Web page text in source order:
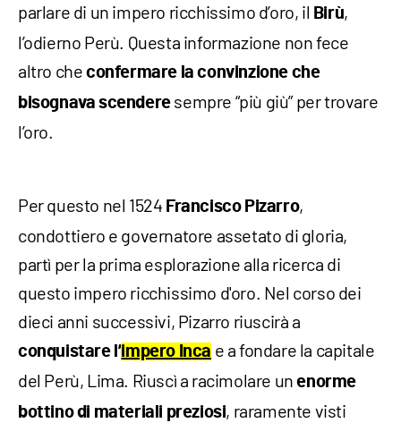
parlare di un impero ricchissimo d’oro, il Birù,
l’odierno Perù. Questa informazione non fece
altro che confermare la convinzione che
bisognava scenderesempre “più giù” per trovare
l’oro.
Per questo nel 1524 Francisco Pizarro,
condottiero e governatore assetato di gloria,
partì per la prima esplorazione alla ricerca di
questo impero ricchissimo d'oro. Nel corso dei
dieci anni successivi, Pizarro riuscirà a
conquistare l’impero Inca e a fondare la capitale
del Perù, Lima. Riuscì a racimolare unenorme
bottino di materiali preziosi, raramente visti